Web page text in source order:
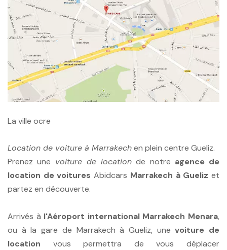
La ville ocre
Location de voiture à Marrakechen plein centre Gueliz.
Prenez une voiture de location de notre agence de
location de voitures Abidcars Marrakech à Gueliz et
partez en découverte.
Arrivés à l'Aéroport international Marrakech Menara,
ou à la gare de Marrakech à Gueliz, unevoiture de
location vous permettra de vous déplacer